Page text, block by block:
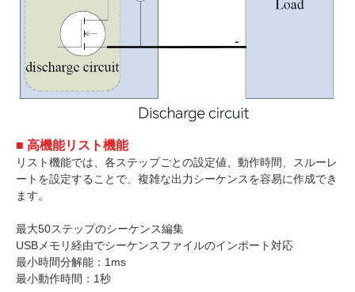
■ 高機能リスト機能
リスト機能では、各ステップごとの設定値、動作時間、スルーレ
ートを設定することで、複雑な出力シーケンスを容易に作成でき
ます。
最大50ステップのシーケンス編集
USBメモリ経由でシーケンスファイルのインポート対応
最小時間分解能：1ms
最小動作時間：1秒